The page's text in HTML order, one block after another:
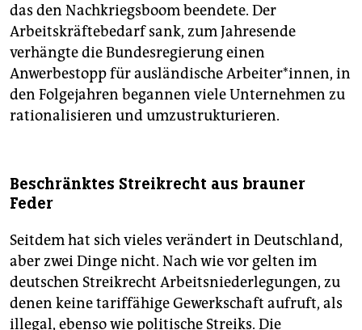
das den Nachkriegsboom beendete. Der
Arbeitskräftebedarf sank, zum Jahresende
verhängte die Bundesregierung einen
Anwerbestopp für ausländische Arbeiter*innen, in
den Folgejahren begannen viele Unternehmen zu
rationalisieren und umzustrukturieren.
Beschränktes Streikrecht aus brauner
Feder
Seitdem hat sich vieles verändert in Deutschland,
aber zwei Dinge nicht. Nach wie vor gelten im
deutschen Streikrecht Arbeitsniederlegungen, zu
denen keine tariffähige Gewerkschaft aufruft, als
illegal, ebenso wie politische Streiks. Die